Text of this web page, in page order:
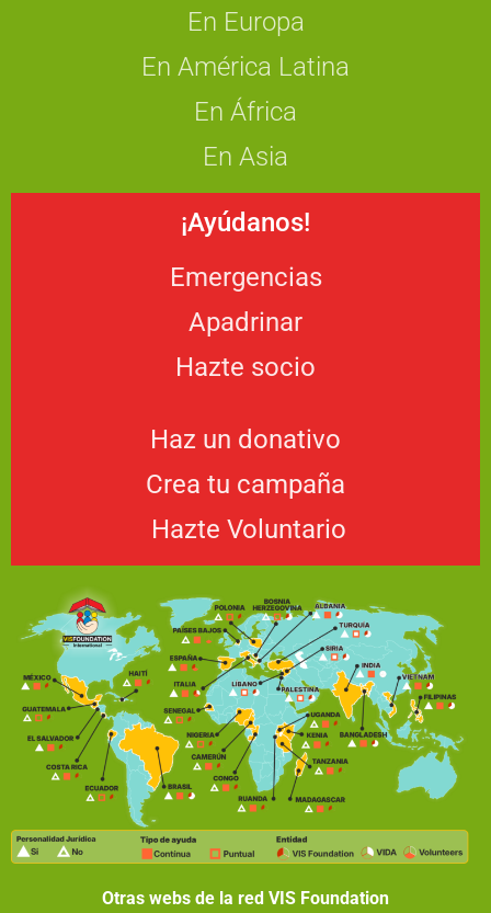
En Europa
En América Latina
En África
En Asia
¡Ayúdanos!
Emergencias
Apadrinar
Hazte socio
Haz un donativo
Crea tu campaña
Hazte Voluntario
Otras webs de la red VIS Foundation